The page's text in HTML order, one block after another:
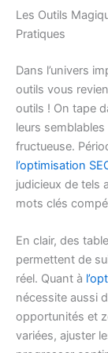
Les Outils
Pratiques
Dans l’univers
outils vous
outils ! On tape
leurs
fructueuse.
l’optimisation
judicieux de tels
mots clés
En clair, des
permettent de
réel. Quant à
nécessite aussi
opportunités et
variées, ajuster